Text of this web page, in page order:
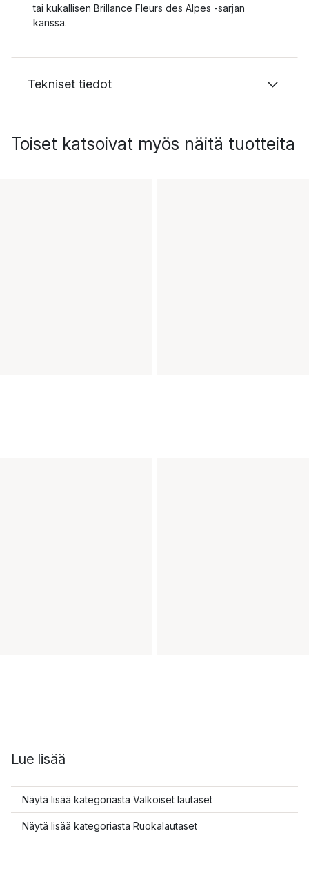
tai kukallisen Brillance Fleurs des Alpes -sarjan
kanssa.
Tekniset tiedot
Toiset katsoivat myös näitä tuotteita
Lue lisää
Näytä lisää kategoriasta Valkoiset lautaset
Näytä lisää kategoriasta Ruokalautaset